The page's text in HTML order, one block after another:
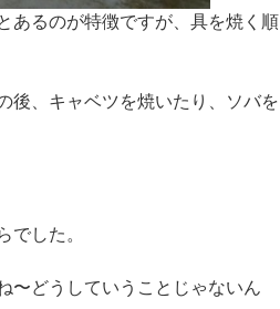
あるのが特徴ですが、具を焼く順
後、キャベツを焼いたり、ソバを
でした。
〜どうしていうことじゃないん